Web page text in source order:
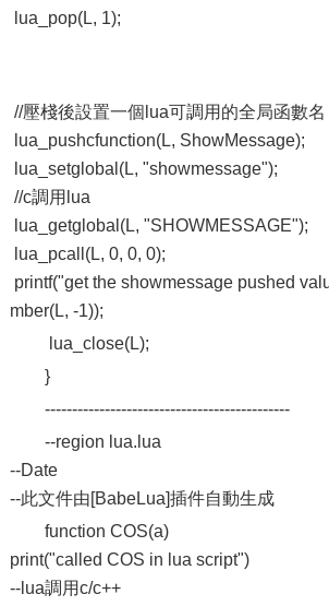
lua_pop(L, 1);
//壓棧後設置一個lua可調用的全局函數名
lua_pushcfunction(L, ShowMessage);
lua_setglobal(L, "showmessage");
//c調用lua
lua_getglobal(L, "SHOWMESSAGE");
lua_pcall(L, 0, 0, 0);
printf("get the showmessage pushed
mber(L, -1));
lua_close(L);
}
---------------------------------------------
--region lua.lua
--Date
--此文件由[BabeLua]插件自動生成
function COS(a)
print("called COS in lua script")
--lua調用c/c++